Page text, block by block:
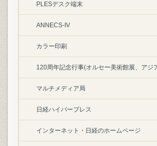
PLESデスク端末
ANNECS-IV
カラー印刷
120周年記念行事(オルセー美術館展、ア
マルチメディア局
日経ハイパープレス
インターネット・日経のホームページ